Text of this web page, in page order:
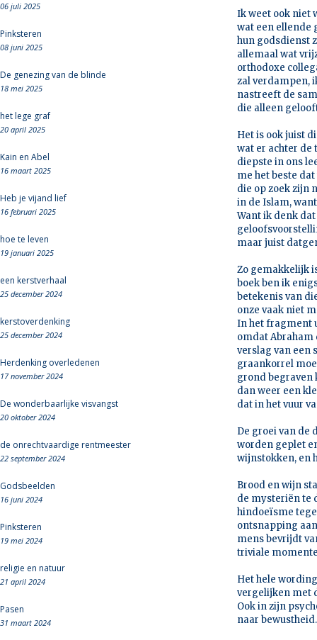
06 juli 2025
Pinksteren
08 juni 2025
De genezing van de blinde
18 mei 2025
het lege graf
20 april 2025
Kain en Abel
16 maart 2025
Heb je vijand lief
16 februari 2025
hoe te leven
19 januari 2025
een kerstverhaal
25 december 2024
kerstoverdenking
25 december 2024
Herdenking overledenen
17 november 2024
De wonderbaarlijke visvangst
20 oktober 2024
de onrechtvaardige rentmeester
22 september 2024
Godsbeelden
16 juni 2024
Pinksteren
19 mei 2024
religie en natuur
21 april 2024
Pasen
31 maart 2024
Ik weet ook niet
wat een ellende
hun godsdienst
allemaal wat
orthodoxe
zal verdampen,
nastreeft de
die alleen
Het is ook juist
wat er achter de
diepste in ons
me het beste
die op zoek zijn
in de Islam,
Want ik denk
maar juist
Zo gemakkelijk
boek ben ik
betekenis van
onze vaak niet
In het fragment
omdat Abraham
verslag van een
graankorrel
grond begraven
dan weer een
dat in het vuur
De groei van de
worden geplet
wijnstokken, en
Brood en wijn
de mysteriën te
hindoeïsme
ontsnapping
mens bevrijdt
triviale
Het hele
vergelijken met
Ook in zijn
naar bewustheid.